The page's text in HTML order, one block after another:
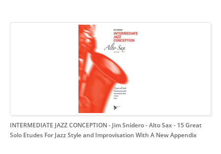
INTERMEDIATE JAZZ CONCEPTION - Jim Snidero - Alto Sax - 15 Great
Solo Etudes For Jazz Style and Improvisation With A New Appendix